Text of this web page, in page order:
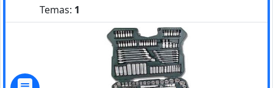
Temas: 1